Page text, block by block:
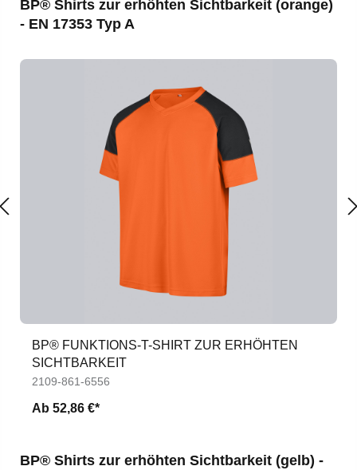
Produktgalerie überspringen
BP® Shirts zur erhöhten Sichtbarkeit (orange)
- EN 17353 Typ A
BP® FUNKTIONS-T-SHIRT ZUR ERHÖHTEN
SICHTBARKEIT
2109-861-6556
Ab 52,86 €*
Produktgalerie überspringen
BP® Shirts zur erhöhten Sichtbarkeit (gelb) -